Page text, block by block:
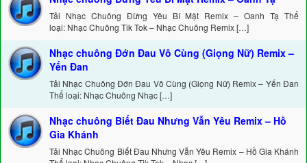
Tải Nhạc Chuông Đừng Yêu Bí Mật Remix – Oanh Tạ Thể
loại: Nhạc Chuông Tik Tok – Nhạc Chuông Remix […]
Nhạc chuông Đớn Đau Vô Cùng (Giọng Nữ) Remix –
Yến Đan
Tải Nhạc Chuông Đớn Đau Vô Cùng (Giọng Nữ) Remix – Yến Đan
Thể loại: Nhạc Chuông Nhạc […]
Nhạc chuông Biết Đau Nhưng Vẫn Yêu Remix – Hồ
Gia Khánh
Tải Nhạc Chuông Biết Đau Nhưng Vẫn Yêu Remix – Hồ Gia Khánh